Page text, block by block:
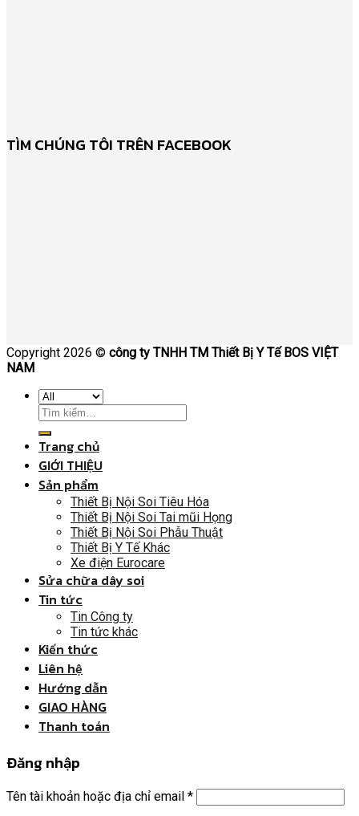
TÌM CHÚNG TÔI TRÊN FACEBOOK
Copyright 2026 © công ty TNHH TM Thiết Bị Y Tế BOS VIỆT
NAM
Trang chủ
GIỚI THIỆU
Sản phẩm
Thiết Bị Nội Soi Tiêu Hóa
Thiết Bị Nội Soi Tai mũi Họng
Thiết Bị Nội Soi Phẫu Thuật
Thiết Bị Y Tế Khác
Xe điện Eurocare
Sửa chữa dây soi
Tin tức
Tin Công ty
Tin tức khác
Kiến thức
Liên hệ
Hướng dẫn
GIAO HÀNG
Thanh toán
Đăng nhập
Tên tài khoản hoặc địa chỉ email *